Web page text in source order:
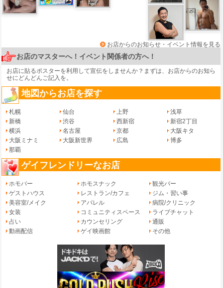
お店からのお知らせ・イベント情報を見る
お店のマスターへ！イベント関係者の方へ！
お店に貼るポスターを利用して宣伝をしませんか？まずは、 お店からのお知ら
せにどんどんご記入を。
地図からお店を探す
札幌 仙台 上野
浅草
新橋
渋谷 西新宿
新宿2丁目
横浜
名古屋 京都
大阪キタ
大阪ミナミ
大阪新世界 広島
博多
那覇
ゲイフレンドリーなお店
ホモバー ホモスナック
観光バー
ゲストハウス
レストラン/カフェ
ジム・習い事
美容室/メイク
アパレル
病院/クリニック
女装
コミュニティスペース
ライブチャット
占い
カウンセリング
通販
動画配信
ゲイ映画館 その他